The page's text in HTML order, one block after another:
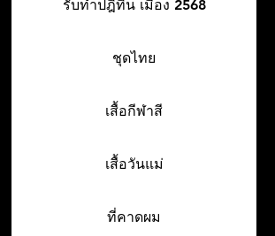
รับทำปฎิทิน เมือง 2568
ชุดไทย
เสื้อกีฬาสี
เสื้อวันแม่
ที่คาดผม